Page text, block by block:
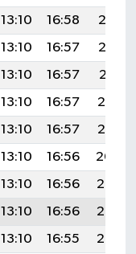
13:10 16:58
20:13
13:10 16:57
20:12
13:10 16:57
20:11
13:10 16:57
20:10
13:10 16:57
20:10
13:10 16:56
20:09
13:10 16:56
20:08
13:10 16:56
20:06
13:10 16:55
20:05